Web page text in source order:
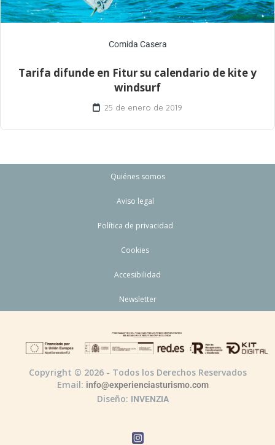
Comida Casera
Tarifa difunde en Fitur su calendario de kite y
windsurf
25 de enero de 2019
Quiénes somos
Aviso legal
Política de privacidad
Cookies
Accesibilidad
Newsletter
Copyright © 2026 - Todos los Derechos Reservados
Email: info@experienciasturismo.com
Diseño: INVENZIA